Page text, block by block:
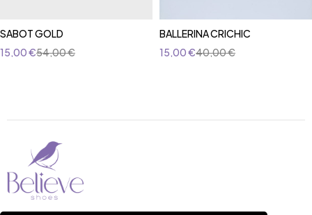
SABOT GOLD
54,00€
15,00€
BALLERINA CRICHIC
40,00€
15,00€